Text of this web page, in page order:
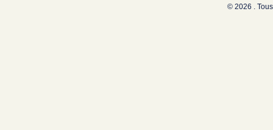
© 2026 .